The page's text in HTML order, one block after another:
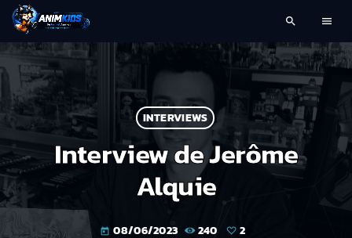
search menu
INTERVIEWS
Interview de Jerôme
Alquie
today 08/06/2023 240 2